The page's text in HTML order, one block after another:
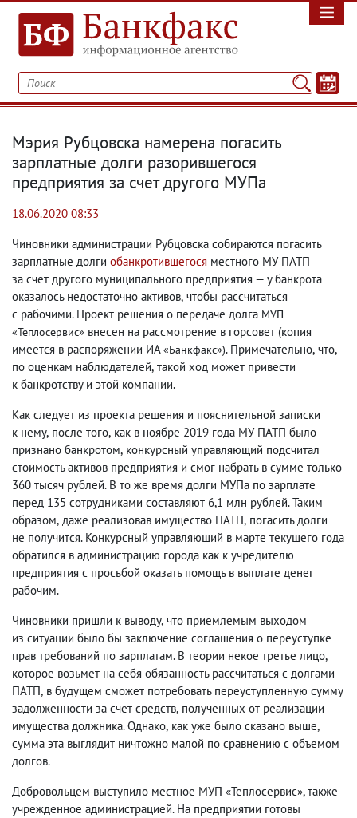
Мэрия Рубцовска намерена погасить
зарплатные долги разорившегося
предприятия за счет другого МУПа
18.06.2020 08:33
Чиновники администрации Рубцовска собираются погасить
зарплатные долги обанкротившегося местного МУ ПАТП
за счет другого муниципального предприятия — у банкрота
оказалось недостаточно активов, чтобы рассчитаться
с рабочими. Проект решения о передаче долга МУП
«Теплосервис» внесен на рассмотрение в горсовет (копия
имеется в распоряжении ИА«Банкфакс»). Примечательно, что,
по оценкам наблюдателей, такой ход может привести
к банкротству и этой компании.
Как следует из проекта решения и пояснительной записки
к нему, после того, как в ноябре 2019 года МУ ПАТП было
признано банкротом, конкурсный управляющий подсчитал
стоимость активов предприятия и смог набрать в сумме только
360 тысяч рублей. В то же время долги МУПа по зарплате
перед 135 сотрудниками составляют 6,1 млн рублей. Таким
образом, даже реализовав имущество ПАТП, погасить долги
не получится. Конкурсный управляющий в марте текущего года
обратился в администрацию города как к учредителю
предприятия с просьбой оказать помощь в выплате денег
рабочим.
Чиновники пришли к выводу, что приемлемым выходом
из ситуации было бы заключение соглашения о переуступке
прав требований по зарплатам. В теории некое третье лицо,
которое возьмет на себя обязанность рассчитаться с долгами
ПАТП, в будущем сможет потребовать переуступленную сумму
задолженности за счет средств, полученных от реализации
имущества должника. Однако, как уже было сказано выше,
сумма эта выглядит ничтожно малой по сравнению с объемом
долгов.
Добровольцем выступило местное МУП «Теплосервис», также
учрежденное администрацией. На предприятии готовы